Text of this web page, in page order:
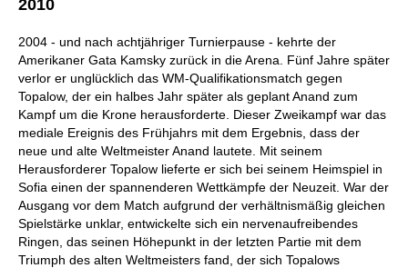
2010
2004 - und nach achtjähriger Turnierpause - kehrte der
Amerikaner Gata Kamsky zurück in die Arena. Fünf Jahre später
verlor er unglücklich das WM-Qualifikationsmatch gegen
Topalow, der ein halbes Jahr später als geplant Anand zum
Kampf um die Krone herausforderte. Dieser Zweikampf war das
mediale Ereignis des Frühjahrs mit dem Ergebnis, dass der
neue und alte Weltmeister Anand lautete. Mit seinem
Herausforderer Topalow lieferte er sich bei seinem Heimspiel in
Sofia einen der spannenderen Wettkämpfe der Neuzeit. War der
Ausgang vor dem Match aufgrund der verhältnismäßig gleichen
Spielstärke unklar, entwickelte sich ein nervenaufreibendes
Ringen, das seinen Höhepunkt in der letzten Partie mit dem
Triumph des alten Weltmeisters fand, der sich Topalows